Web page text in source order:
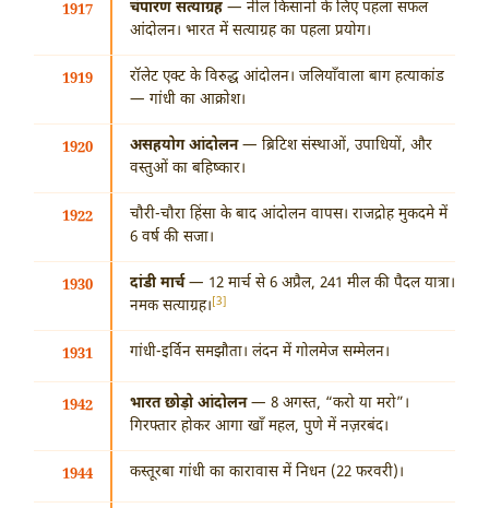
1917 चंपारण सत्याग्रह — नील किसानों के लिए पहला सफल
आंदोलन। भारत में सत्याग्रह का पहला प्रयोग।
1919
रॉलेट एक्ट के विरुद्ध आंदोलन। जलियाँवाला बाग हत्याकांड
— गांधी का आक्रोश।
1920 असहयोग आंदोलन— ब्रिटिश संस्थाओं, उपाधियों, और
वस्तुओं का बहिष्कार।
1922
चौरी-चौरा हिंसा के बाद आंदोलन वापस। राजद्रोह मुकदमे में
6 वर्ष की सजा।
1930 दांडी मार्च— 12 मार्च से 6 अप्रैल, 241 मील की पैदल यात्रा।
नमक सत्याग्रह। [3]
1931 गांधी-इर्विन समझौता। लंदन में गोलमेज सम्मेलन।
1942 भारत छोड़ो आंदोलन— 8 अगस्त, “करो या मरो”।
गिरफ्तार होकर आगा खाँ महल, पुणे में नज़रबंद।
1944 कस्तूरबा गांधी का कारावास में निधन (22 फरवरी)।